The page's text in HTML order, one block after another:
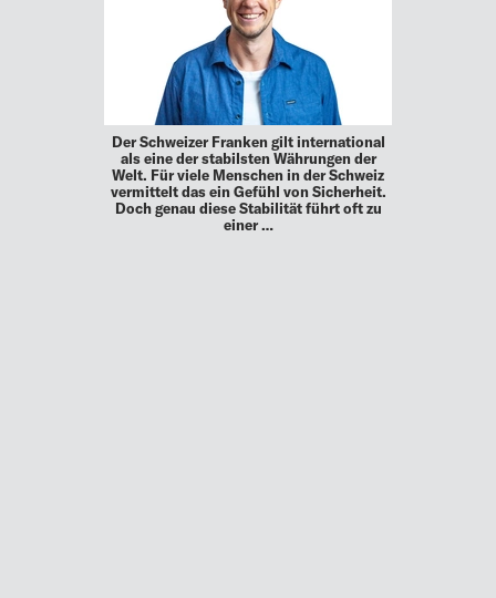
Der Schweizer Franken gilt international
als eine der stabilsten Währungen der
Welt. Für viele Menschen in der Schweiz
vermittelt das ein Gefühl von Sicherheit.
Doch genau diese Stabilität führt oft zu
einer …